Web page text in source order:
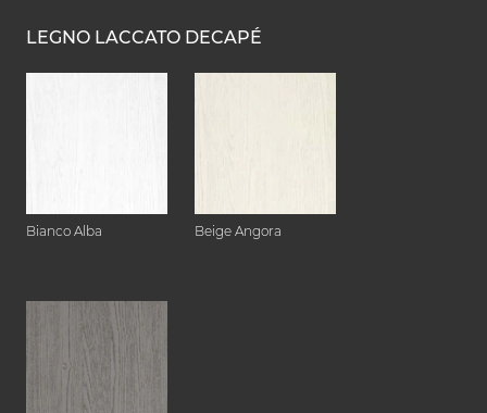
LEGNO LACCATO DECAPÉ
Bianco Alba Beige Angora